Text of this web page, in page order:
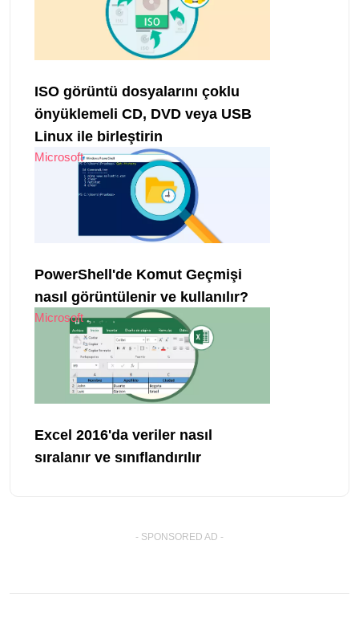
ISO görüntü dosyalarını çoklu
önyüklemeli CD, DVD veya USB
Linux ile birleştirin
Microsoft
PowerShell'de Komut Geçmişi
nasıl görüntülenir ve kullanılır?
Microsoft
Excel 2016'da veriler nasıl
sıralanır ve sınıflandırılır
- SPONSORED AD -